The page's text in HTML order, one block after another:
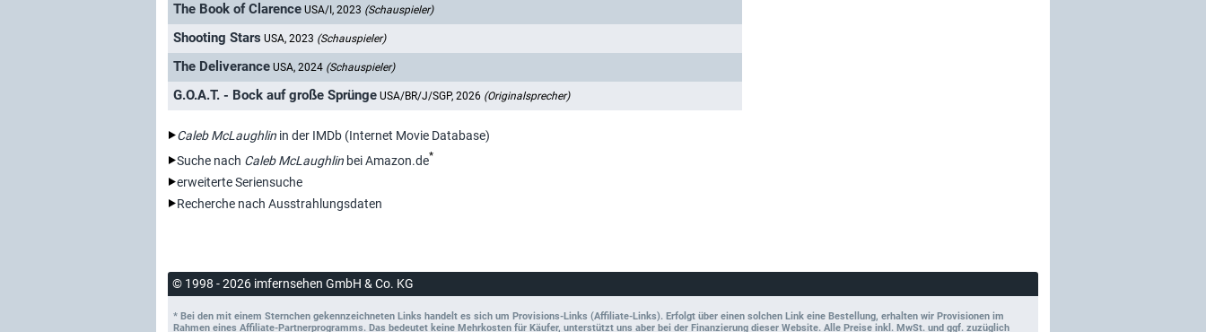
The Book of Clarence USA/I, 2023 (Schauspieler)
Shooting Stars USA, 2023 (Schauspieler)
The Deliverance USA, 2024 (Schauspieler)
G.O.A.T. - Bock auf große Sprünge USA/BR/J/SGP, 2026 (Originalsprecher)
Caleb McLaughlin in der IMDb (Internet Movie Database)
Suche nach Caleb McLaughlin bei Amazon.de*
erweiterte Seriensuche
Recherche nach Ausstrahlungsdaten
© 1998 - 2026 imfernsehen GmbH & Co. KG
* Bei den mit einem Sternchen gekennzeichneten Links handelt es sich um Provisions-Links (Affiliate-Links). Erfolgt über einen solchen Link eine Bestellung, erhalten wir Provisionen im
Rahmen eines Affiliate-Partnerprogramms. Das bedeutet keine Mehrkosten für Käufer, unterstützt uns aber bei der Finanzierung dieser Website. Alle Preise inkl. MwSt. und ggf. zuzüglich